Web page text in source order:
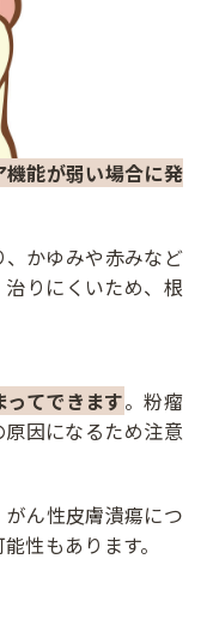
能が弱い場合に発
かゆみや赤みなど
りにくいため、根
てできます。粉瘤
因になるため注意
ん性皮膚潰瘍につ
性もあります。